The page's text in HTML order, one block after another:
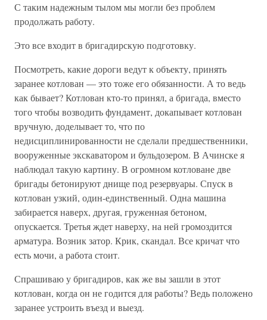
С таким надежным тылом мы могли без проблем
продолжать работу.
Это все входит в бригадирскую подготовку.
Посмотреть, какие дороги ведут к объекту, принять
заранее котлован — это тоже его обязанности. А то ведь
как бывает? Котлован кто-то принял, а бригада, вместо
того чтобы возводить фундамент, докапывает котлован
вручную, доделывает то, что по
недисциплинированности не сделали предшественники,
вооруженные экскаватором и бульдозером. В Ачинске я
наблюдал такую картину. В огромном котловане две
бригады бетонируют днище под резервуары. Спуск в
котлован узкий, один-единственный. Одна машина
забирается наверх, другая, груженная бетоном,
опускается. Третья ждет наверху, на ней громоздится
арматура. Возник затор. Крик, скандал. Все кричат что
есть мочи, а работа стоит.
Спрашиваю у бригадиров, как же вы зашли в этот
котлован, когда он не годится для работы? Ведь положено
заранее устроить въезд и выезд.